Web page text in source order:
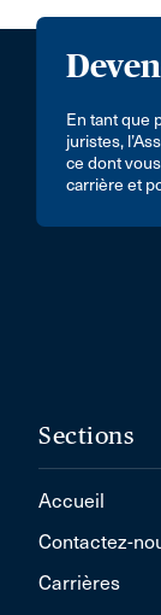
En tant que
juristes,
ce dont
carrière et
Sections
Accueil
Contactez-
Carrières